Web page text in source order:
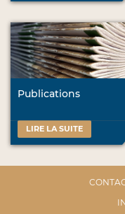
Publications
LIRE LA SUITE